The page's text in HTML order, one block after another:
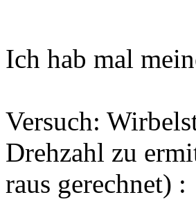
Ich hab mal
Versuch:
Drehzahl zu
raus gerechnet) :